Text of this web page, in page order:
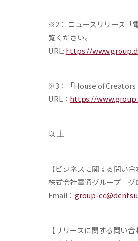
※2： ニュースリリース「
覧ください。
URL: https://
※3：「House of Creators
URL： https://
以 上
【ビジネスに関する問い合
株式会社電通グループ グ
Email： group-
【リリースに関する問い合